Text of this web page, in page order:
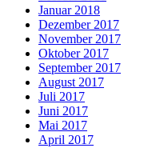
Januar 2018
Dezember 2017
November 2017
Oktober 2017
September 2017
August 2017
Juli 2017
Juni 2017
Mai 2017
April 2017